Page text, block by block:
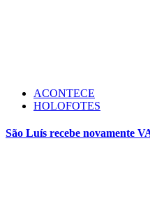
ACONTECE
HOLOFOTES
São Luís recebe novamente